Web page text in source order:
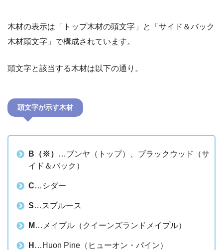
木材の表示は「トップ木材の頭文字」と「サイド＆バック
木材頭文字」で構成されています。
頭文字と該当する木材は以下の通り。
頭文字が示す木材
B（※）
…ブンヤ（トップ）、ブラックウッド（サ
イド＆バック）
C…シダー
S…スプルース
M …メイプル（クイーンズランドメイプル）
H …Huon Pine（ヒューオン・パイン）